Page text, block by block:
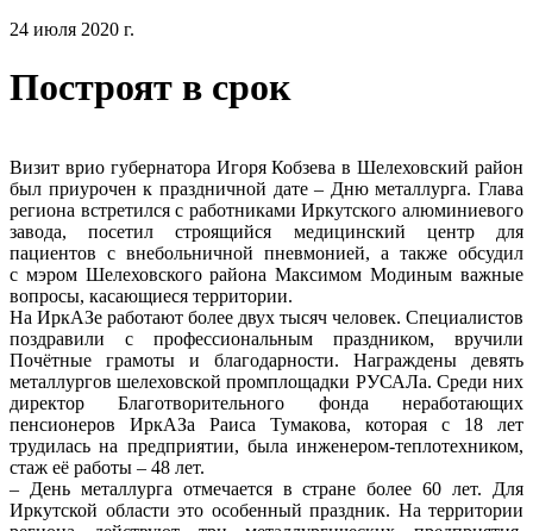
24 июля 2020 г.
Построят в срок
Визит врио губернатора Игоря Кобзева в Шелеховский район
был приурочен к праздничной дате – Дню металлурга. Глава
региона встретился с работниками Иркутского алюминиевого
завода, посетил строящийся медицинский центр для
пациентов с внебольничной пневмонией, а также обсудил
с мэром Шелеховского района Максимом Модиным важные
вопросы, касающиеся территории.
На ИркАЗе работают более двух тысяч человек. Специалистов
поздравили с профессиональным праздником, вручили
Почётные грамоты и благодарности. Награждены девять
металлургов шелеховской промплощадки РУСАЛа. Среди них
директор Благотворительного фонда неработающих
пенсионеров ИркАЗа Раиса Тумакова, которая с 18 лет
трудилась на предприятии, была инженером-теплотехником,
стаж её работы – 48 лет.
– День металлурга отмечается в стране более 60 лет. Для
Иркутской области это особенный праздник. На территории